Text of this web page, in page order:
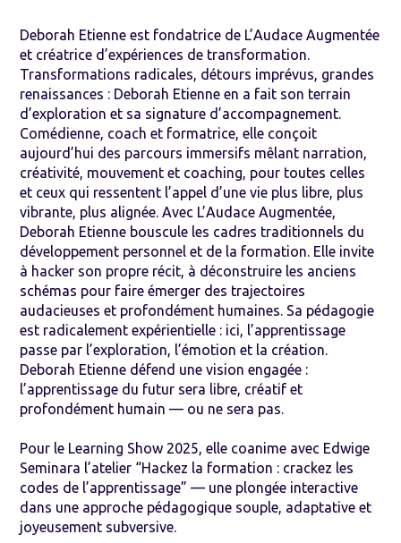
Deborah Etienne est fondatrice de L’Audace Augmentée
et créatrice d’expériences de transformation.
Transformations radicales, détours imprévus, grandes
renaissances : Deborah Etienne en a fait son terrain
d’exploration et sa signature d’accompagnement.
Comédienne, coach et formatrice, elle conçoit
aujourd’hui des parcours immersifs mêlant narration,
créativité, mouvement et coaching, pour toutes celles
et ceux qui ressentent l’appel d’une vie plus libre, plus
vibrante, plus alignée. Avec L’Audace Augmentée,
Deborah Etienne bouscule les cadres traditionnels du
développement personnel et de la formation. Elle invite
à hacker son propre récit, à déconstruire les anciens
schémas pour faire émerger des trajectoires
audacieuses et profondément humaines. Sa pédagogie
est radicalement expérientielle : ici, l’apprentissage
passe par l’exploration, l’émotion et la création.
Deborah Etienne défend une vision engagée :
l’apprentissage du futur sera libre, créatif et
profondément humain — ou ne sera pas.
Pour le Learning Show 2025, elle coanime avec Edwige
Seminara l’atelier “Hackez la formation : crackez les
codes de l’apprentissage” — une plongée interactive
dans une approche pédagogique souple, adaptative et
joyeusement subversive.